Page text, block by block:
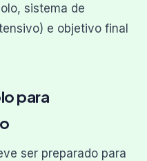
sistema de
e objetivo final
para
ser preparado para